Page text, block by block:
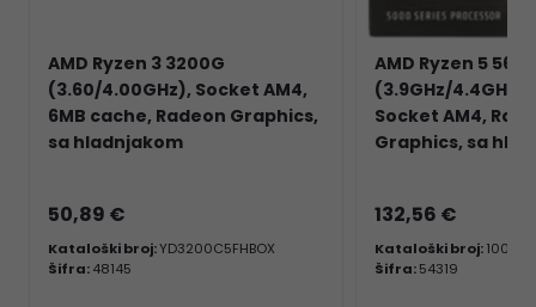
AMD Ryzen 3 3200G
(3.60/4.00GHz), Socket AM4,
6MB cache, Radeon Graphics,
sa hladnjakom
50,89 €
Kataloški broj:YD3200C5FHBOX
Šifra:48145
AMD Ryzen 5
(3.9GHz/4.4GHz),
Socket AM4,
Graphics, sa
132,56 €
Kataloški broj:100-
Šifra:54319